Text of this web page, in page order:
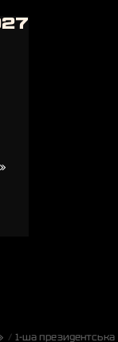
1-ша президентська